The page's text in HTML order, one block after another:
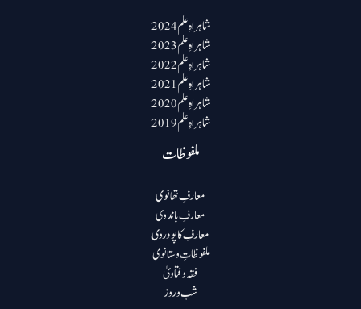
شاہراہِ علم 2024
شاہراہِ علم 2023
شاہراہِ علم 2022
شاہراہِ علم 2021
شاہراہِ علم 2020
شاہراہِ علم 2019
ملفوظات
معارفِ تھانوی
معارفِ باندوی
معارفِ کاپودروی
ملفوظاتِ وستانوی
فقہ و فتاویٰ
شب و روز